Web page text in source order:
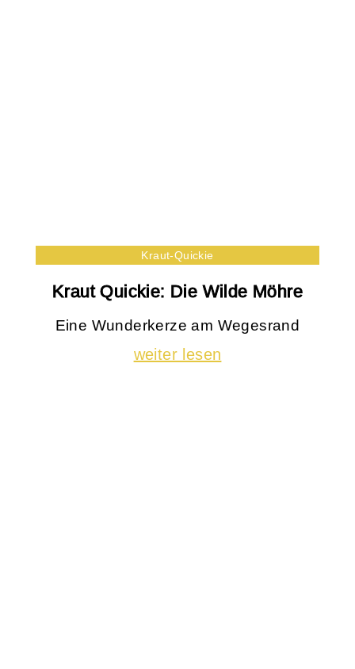
Kraut-Quickie
Kraut Quickie: Die Wilde Möhre
Eine Wunderkerze am Wegesrand
weiter lesen